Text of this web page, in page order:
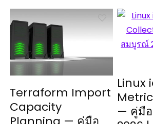
Terraform Import
Capacity
Linux
— คู่มื